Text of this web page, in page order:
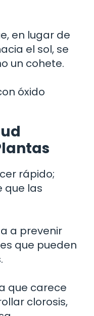
en lugar de
el sol, se
un cohete.
óxido
rápido;
que las
a prevenir
que pueden
que carece
clorosis,